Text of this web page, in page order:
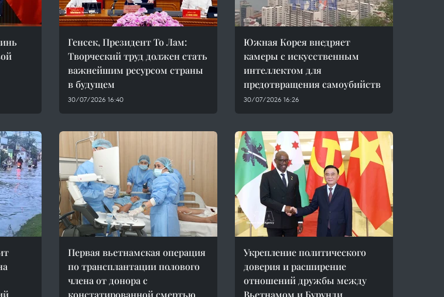
Генсек, Президент То Лам:
Творческий труд должен стать
важнейшим ресурсом страны
в будущем
30/07/2026 16:40
Южная Корея внедряет
камеры с искусственным
интеллектом для
предотвращения самоубийств
30/07/2026 16:26
Первая вьетнамская операция
по трансплантации полового
члена от донора с
констатированной смертью
Укрепление политического
доверия и расширение
отношений дружбы между
Вьетнамом и Бурунди